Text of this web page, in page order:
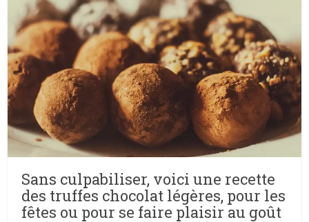
Sans culpabiliser, voici une recette
des truffes chocolat légères, pour les
fêtes ou pour se faire plaisir au goût